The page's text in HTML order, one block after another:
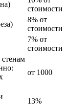
стоимости
8% от
стоимости
7% от
стоимости
от 1000
13%